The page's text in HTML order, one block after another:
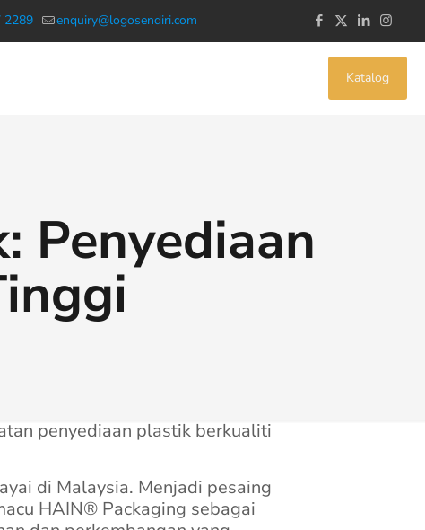
2289 enquiry@logosendiri.com
Katalog
Penyediaan
penyediaan plastik berkualiti
di Malaysia. Menjadi pesaing
HAIN® Packaging sebagai